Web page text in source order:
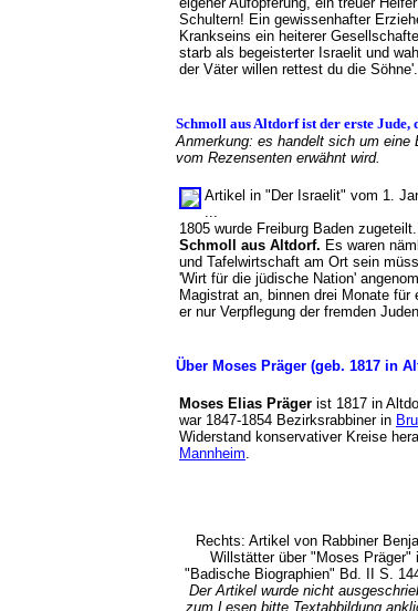
Schultern! Ein gewissenhafter
Krankseins ein heiterer
starb als begeisterter Israelit und
der Väter willen rettest du die
Schmoll aus Altdorf ist der erste
Anmerkung: es handelt sich um eine
vom Rezensenten erwähnt wird.
Artikel in "Der Israelit" vom 1.
...
1805 wurde Freiburg Baden
Schmoll aus Altdorf. Es waren
und Tafelwirtschaft am Ort sein
'Wirt für die jüdische Nation'
Magistrat an, binnen drei Monate
er nur Verpflegung der fremden
Über Moses Präger (geb. 1817 in
Moses Elias Präger ist 1817 in
war 1847-1854 Bezirksrabbiner in
Widerstand konservativer Kreise
Mannheim.
Rechts: Artikel von Rabbiner
Willstätter über "Moses Präger"
"Badische Biographien" Bd. II S.
Der Artikel wurde nicht
zum Lesen bitte Textabbildung